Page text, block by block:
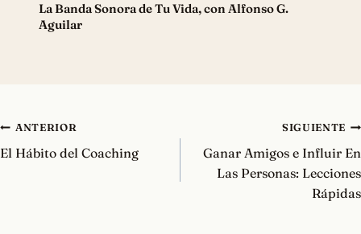
La Banda Sonora de Tu Vida, con Alfonso G.
Aguilar
Navegación
de
ANTERIOR
El Hábito del Coaching
SIGUIENTE
Ganar Amigos e Influir En
Las Personas: Lecciones
Rápidas